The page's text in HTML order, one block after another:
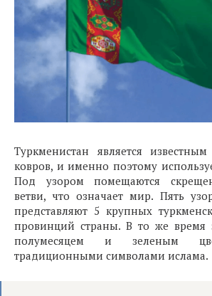
Туркменистан является
ковров, и именно поэтому
Под узором помещаются
ветви, что означает мир. Пять
представляют 5 крупных
провинций страны. В то же время
полумесяцем и зеленым
традиционными символами ислама.